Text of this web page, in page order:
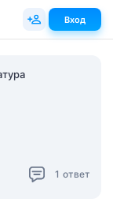
1 ответ
Вход